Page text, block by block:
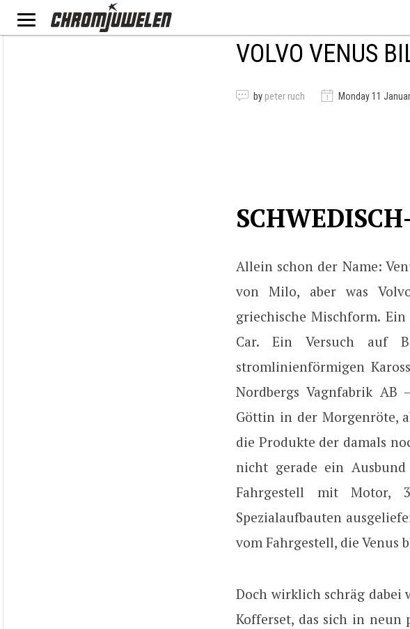
VOLVO VENUS
by peter ruch Monday 11
Allein schon der Name:
von Milo, aber was
griechische Mischform.
Car. Ein Versuch auf
stromlinienförmigen
Nordbergs Vagnfabrik
Göttin in der Morgenröte,
die Produkte der damals
nicht gerade ein
Fahrgestell mit Motor,
Spezialaufbauten
vom Fahrgestell, die Venus
Doch wirklich schräg dabei
Kofferset, das sich in neun